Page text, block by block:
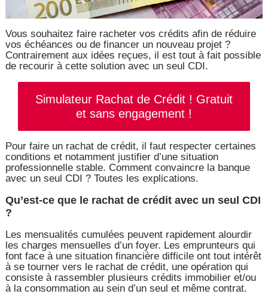
Vous souhaitez faire racheter vos crédits afin de réduire
vos échéances ou de financer un nouveau projet ?
Contrairement aux idées reçues, il est tout à fait possible
de recourir à cette solution avec un seul CDI.
Simulateur Rachat de Crédit ! Gratuit
et sans engagement !
Pour faire un rachat de crédit, il faut respecter certaines
conditions et notamment justifier d’une situation
professionnelle stable. Comment convaincre la banque
avec un seul CDI ? Toutes les explications.
Qu’est-ce que le rachat de crédit avec un seul CDI
?
Les mensualités cumulées peuvent rapidement alourdir
les charges mensuelles d’un foyer. Les emprunteurs qui
font face à une situation financière difficile ont tout intérêt
à se tourner vers le rachat de crédit, une opération qui
consiste à rassembler plusieurs crédits immobilier et/ou
à la consommation au sein d’un seul et même contrat.